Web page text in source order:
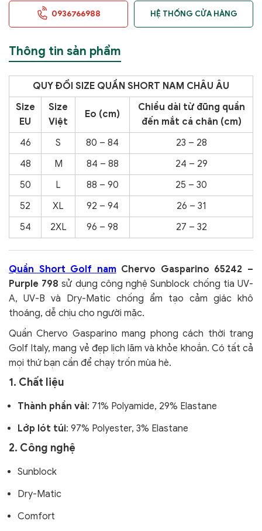
0936766988 HỆ THỐNG CỬA HÀNG
Thông tin sản phẩm
QUY ĐỔI SIZE QUẦN SHORT NAM CHÂU ÂU
Size
EU
Size
Việt
Eo (cm)
Chiều dài từ đũng quần
đến mắt cá chân (cm)
46
S 80 – 84
23 – 28
48
M 84 – 88
24 – 29
50
L 88 – 90
25 – 30
52
XL 92 – 94
26 – 31
54
2XL 96 – 98 27 – 32
Quần Short Golf namChervo Gasparino 65242 –
Purple 798sử dụng công nghệ Sunblock chống tia UV-
A, UV-B và Dry-Matic chống ẩm tạo cảm giác khô
thoáng, dễ chịu cho người mặc.
Quần Chervo Gasparino mang phong cách thời trang
Golf Italy, mang vẻ đẹp lịch lãm và khỏe khoắn. Có tất cả
mọi thứ bạn cần để chạy trốn mùa hè.
1. Chất liệu
Thành phần vải: 71% Polyamide, 29% Elastane
Lớp lót túi: 97% Polyester, 3% Elastane
2. Công nghệ
Sunblock
Dry-Matic
Comfort